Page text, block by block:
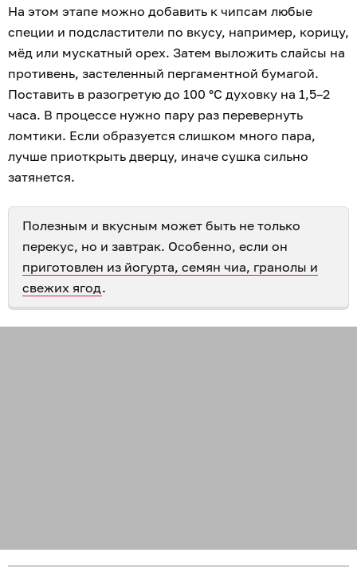
На этом этапе можно добавить к чипсам любые
специи и подсластители по вкусу, например, корицу,
мёд или мускатный орех. Затем выложить слайсы на
противень, застеленный пергаментной бумагой.
Поставить в разогретую до 100 °С духовку на 1,5–2
часа. В процессе нужно пару раз перевернуть
ломтики. Если образуется слишком много пара,
лучше приоткрыть дверцу, иначе сушка сильно
затянется.
Полезным и вкусным может быть не только
перекус, но и завтрак. Особенно, если он
приготовлен из йогурта, семян чиа, гранолы и
свежих ягод.